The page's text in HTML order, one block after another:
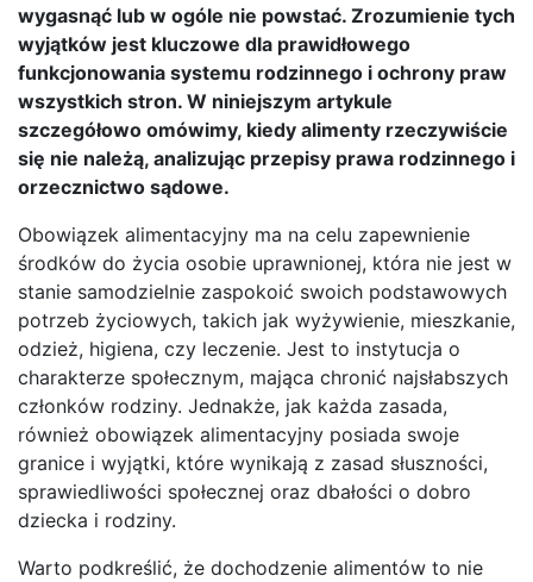
wygasnąć lub w ogóle nie powstać. Zrozumienie tych
wyjątków jest kluczowe dla prawidłowego
funkcjonowania systemu rodzinnego i ochrony praw
wszystkich stron. W niniejszym artykule
szczegółowo omówimy, kiedy alimenty rzeczywiście
się nie należą, analizując przepisy prawa rodzinnego i
orzecznictwo sądowe.
Obowiązek alimentacyjny ma na celu zapewnienie
środków do życia osobie uprawnionej, która nie jest w
stanie samodzielnie zaspokoić swoich podstawowych
potrzeb życiowych, takich jak wyżywienie, mieszkanie,
odzież, higiena, czy leczenie. Jest to instytucja o
charakterze społecznym, mająca chronić najsłabszych
członków rodziny. Jednakże, jak każda zasada,
również obowiązek alimentacyjny posiada swoje
granice i wyjątki, które wynikają z zasad słuszności,
sprawiedliwości społecznej oraz dbałości o dobro
dziecka i rodziny.
Warto podkreślić, że dochodzenie alimentów to nie